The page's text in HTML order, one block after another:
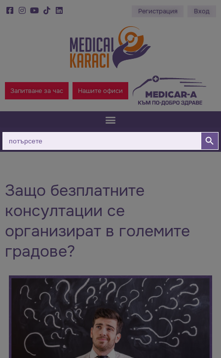
Регистрация Вход
Запитване за час Нашите офиси
Търсене
за:
Бутон
Защо безплатните
консултации се
организират в големите
градове?